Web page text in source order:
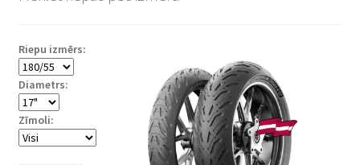
Riepu izmērs:
Diametrs:
Zīmoli: